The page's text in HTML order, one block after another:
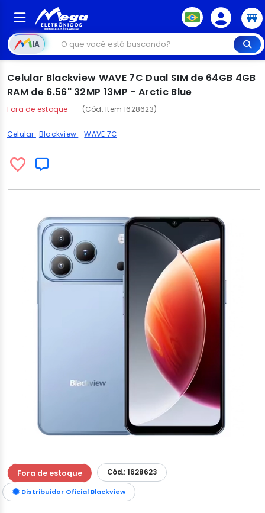
IA
Celular Blackview WAVE 7C Dual SIM de 64GB 4GB
RAM de 6.56" 32MP 13MP - Arctic Blue
Fora de estoque (Cód. Item 1628623)
Celular Blackview WAVE 7C
Fora de estoque Cód.: 1628623
Distribuidor Oficial Blackview